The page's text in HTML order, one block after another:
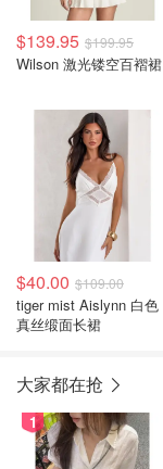
$139.95 $199.95
Wilson 激光镂空百褶裙
$40.00 $109.00
tiger mist Aislynn 白色
真丝缎面长裙
大家都在抢
1